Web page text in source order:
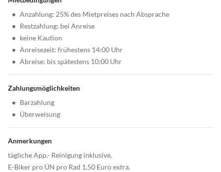
• Anzahlung: 25% des Mietpreises nach Absprache
• Restzahlung: bei Anreise
• keine Kaution
• Anreisezeit: frühestens 14:00 Uhr
• Abreise: bis spätestens 10:00 Uhr
Zahlungsmöglichkeiten
• Barzahlung
• Überweisung
Anmerkungen
tägliche App.- Reinigung inklusive.
E-Biker pro ÜN pro Rad 1,50 Euro extra.